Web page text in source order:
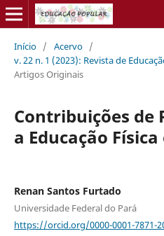
Início / Acervo /
v. 22 n. 1 (2023): Revista de
Artigos Originais
Contribuições de
a Educação
Renan Santos Furtado
Universidade Federal do Pará
https://orcid.org/0000-0001-7871-